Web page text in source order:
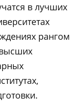
в лучших
рангом